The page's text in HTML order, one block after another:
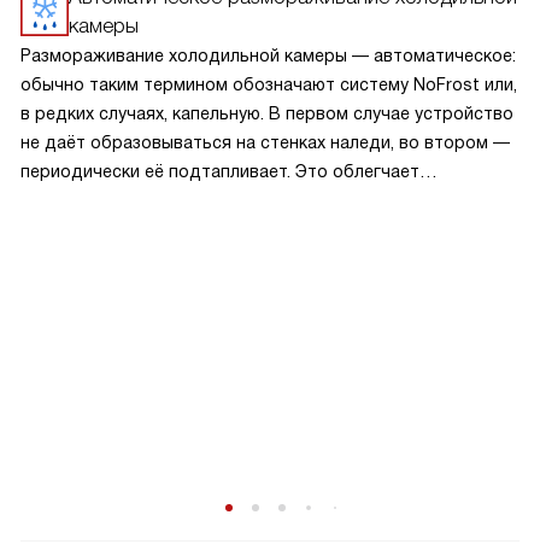
камеры
Размораживание холодильной камеры — автоматическое:
обычно таким термином обозначают систему NoFrost или,
в редких случаях, капельную. В первом случае устройство
не даёт образовываться на стенках наледи, во втором —
периодически её подтапливает. Это облегчает